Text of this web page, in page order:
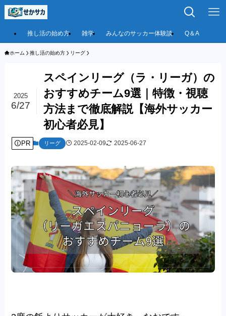
推し活の始め方 雑学 みんなのサッカー体験談 Q＆A
ホーム 推し活の始め方 リーグ
スペインリーグ（ラ・リーガ）の
おすすめチーム9選｜特徴・視聴
方法まで徹底解説【海外サッカー
初心者必見】
2025
6/27
PR リーグ 2025-02-09 2025-06-27